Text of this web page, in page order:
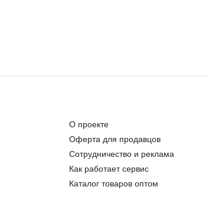
О проекте
Оферта для продавцов
Сотрудничество и реклама
Как работает сервис
Каталог товаров оптом